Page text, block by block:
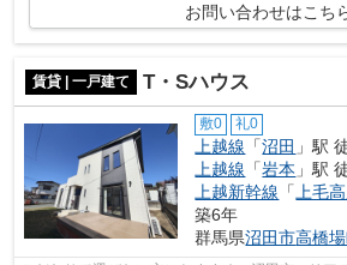
お問い合わせはこち
賃貸 | 一戸建て T・Sハウス
敷0 礼0
上越線 「沼田 」駅
上越線 「岩本 」駅
上越新幹線 「 上毛
築6年
群馬県沼田市高橋